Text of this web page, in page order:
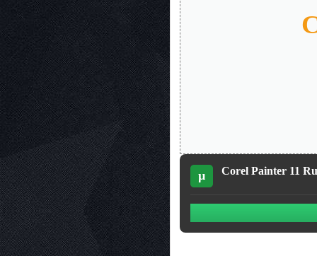
µ Corel Painter 11